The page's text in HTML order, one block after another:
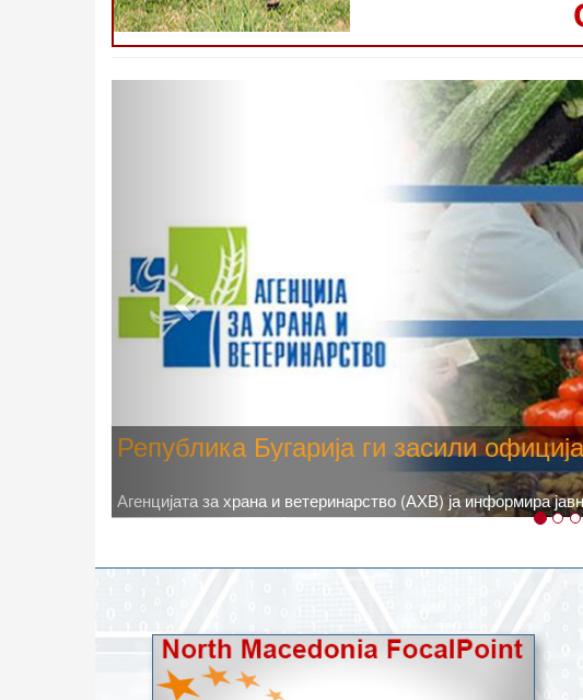
Високите температури ризик од
животните
Новото најавено зголемување на дневните температури,
степени, ги зголемува ризиците од појава на труење со